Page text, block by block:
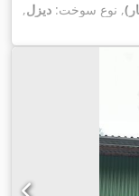
, نوع سوخت: دیزل,
, ساعت کارکرد: